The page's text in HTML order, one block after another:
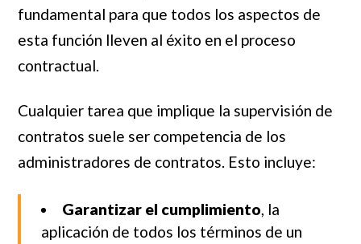
fundamental para que todos los aspectos de
esta función lleven al éxito en el proceso
contractual.
Cualquier tarea que implique la supervisión de
contratos suele ser competencia de los
administradores de contratos. Esto incluye:
Garantizar el cumplimiento, la
aplicación de todos los términos de un